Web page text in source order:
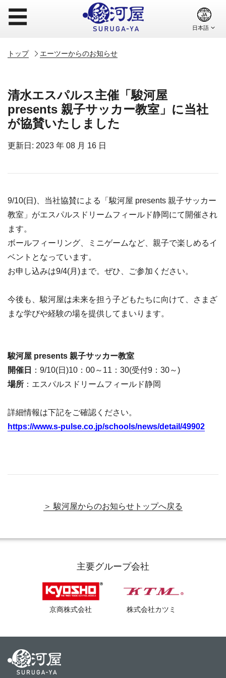
☰
トップ エーツーからのお知らせ
清水エスパルス主催「駿河屋
presents 親子サッカー教室」に当社
が協賛いたしました
更新日: 2023 年 08 月 16 日
9/10(日)、当社協賛による「駿河屋 presents 親子サッカー
教室」がエスパルスドリームフィールド静岡にて開催され
ます。
ボールフィーリング、ミニゲームなど、親子で楽しめるイ
ベントとなっています。
お申し込みは9/4(月)まで。ぜひ、ご参加ください。
今後も、駿河屋は未来を担う子どもたちに向けて、さまざ
まな学びや経験の場を提供してまいります。
駿河屋 presents 親子サッカー教室
開催日
：9/10(日)10：00～11：30(受付9：30～)
場所 ：エスパルスドリームフィールド静岡
詳細情報は下記をご確認ください。
https://www.s-pulse.co.jp/schools/news/detail/49902
＞ 駿河屋からのお知らせトップへ戻る
主要グループ会社
京商株式会社 株式会社カツミ